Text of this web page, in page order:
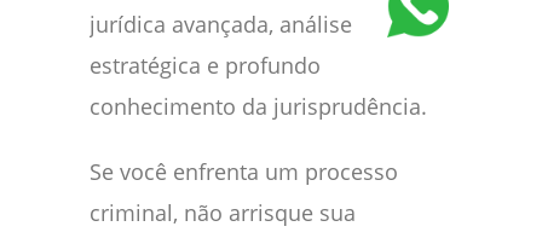
jurídica avançada, análise
estratégica e profundo
conhecimento da jurisprudência.
Se você enfrenta um processo
criminal, não arrisque sua